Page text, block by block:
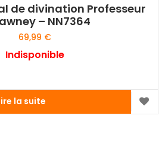
de divination Professeur
– NN7364
69,99 €
Indisponible
la suite